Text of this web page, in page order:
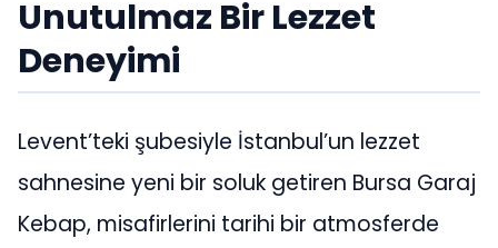
Unutulmaz Bir Lezzet
Deneyimi
Levent’teki şubesiyle İstanbul’un lezzet
sahnesine yeni bir soluk getiren Bursa Garaj
Kebap, misafirlerini tarihi bir atmosferde